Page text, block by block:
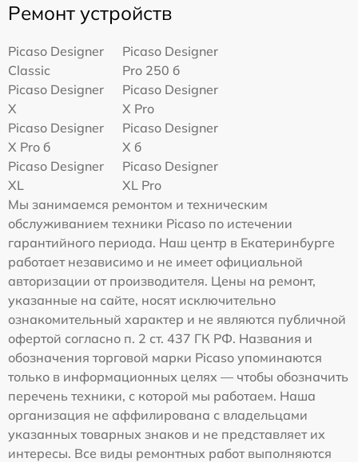
Ремонт устройств
Picaso Designer
Classic
Picaso Designer
Pro 250 б
Picaso Designer
X
Picaso Designer
X Pro
Picaso Designer
X Pro б
Picaso Designer
X б
Picaso Designer
XL
Picaso Designer
XL Pro
Мы занимаемся ремонтом и техническим
обслуживанием техники Picaso по истечении
гарантийного периода. Наш центр в Екатеринбурге
работает независимо и не имеет официальной
авторизации от производителя. Цены на ремонт,
указанные на сайте, носят исключительно
ознакомительный характер и не являются публичной
офертой согласно п. 2 ст. 437 ГК РФ. Названия и
обозначения торговой марки Picaso упоминаются
только в информационных целях — чтобы обозначить
перечень техники, с которой мы работаем. Наша
организация не аффилирована с владельцами
указанных товарных знаков и не представляет их
интересы. Все виды ремонтных работ выполняются